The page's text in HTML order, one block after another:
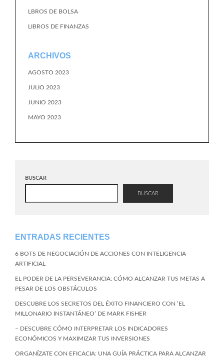
LBROS DE BOLSA
LIBROS DE FINANZAS
ARCHIVOS
AGOSTO 2023
JULIO 2023
JUNIO 2023
MAYO 2023
BUSCAR
BUSCAR
ENTRADAS RECIENTES
6 BOTS DE NEGOCIACIÓN DE ACCIONES CON INTELIGENCIA
ARTIFICIAL
EL PODER DE LA PERSEVERANCIA: CÓMO ALCANZAR TUS METAS A
PESAR DE LOS OBSTÁCULOS
DESCUBRE LOS SECRETOS DEL ÉXITO FINANCIERO CON ‘EL
MILLONARIO INSTANTÁNEO’ DE MARK FISHER
– DESCUBRE CÓMO INTERPRETAR LOS INDICADORES
ECONÓMICOS Y MAXIMIZAR TUS INVERSIONES
ORGANÍZATE CON EFICACIA: UNA GUÍA PRÁCTICA PARA ALCANZAR